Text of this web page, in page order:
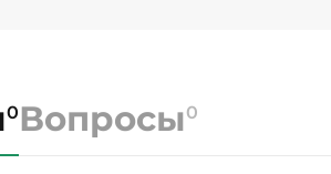
0Вопросы0